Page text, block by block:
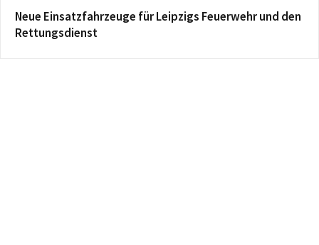
Neue Einsatzfahrzeuge für Leipzigs Feuerwehr und den
Rettungsdienst